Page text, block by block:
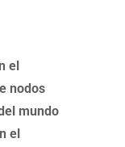
el
nodos
mundo
el